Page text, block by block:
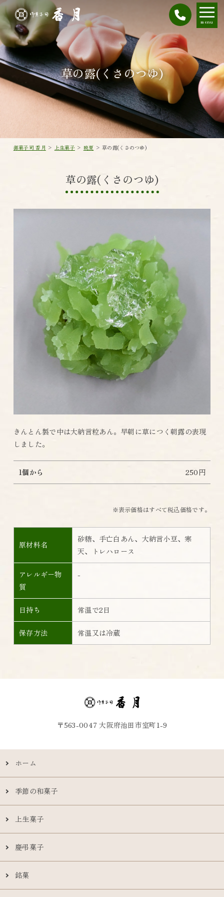
menu
草の露(くさのつゆ)
御菓子司 香月 > 上生菓子 > 晩夏 >草の露(くさのつゆ)
草の露(くさのつゆ)
きんとん製で中は大納言粒あん。早朝に草につく朝露の表現
しました。
1個から 250円
※表示価格はすべて税込価格です。
原材料名
砂糖、手亡白あん、大納言小豆、寒
天、トレハロース
アレルギー物
質
-
日持ち 常温で2日
保存方法 常温又は冷蔵
〒563-0047 大阪府池田市室町1-9
ホーム
季節の和菓子
上生菓子
慶弔菓子
銘菓